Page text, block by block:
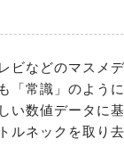
ビなどのマスメ
「常識」のよう
い数値データに
ルネックを取り